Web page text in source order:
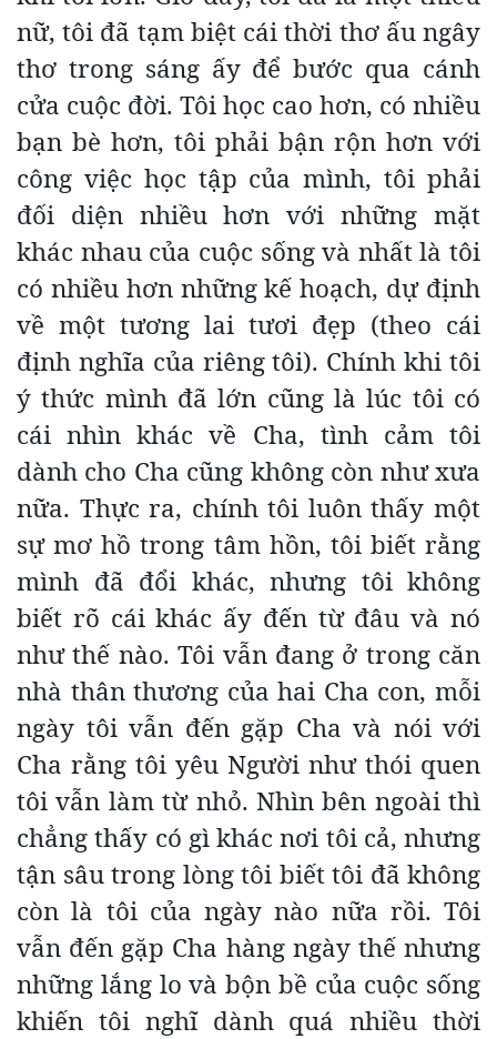
nữ, tôi đã tạm biệt cái thời thơ ấu ngây
thơ trong sáng ấy để bước qua cánh
cửa cuộc đời. Tôi học cao hơn, có nhiều
bạn bè hơn, tôi phải bận rộn hơn với
công việc học tập của mình, tôi phải
đối diện nhiều hơn với những mặt
khác nhau của cuộc sống và nhất là tôi
có nhiều hơn những kế hoạch, dự định
về một tương lai tươi đẹp (theo cái
định nghĩa của riêng tôi). Chính khi tôi
ý thức mình đã lớn cũng là lúc tôi có
cái nhìn khác về Cha, tình cảm tôi
dành cho Cha cũng không còn như xưa
nữa. Thực ra, chính tôi luôn thấy một
sự mơ hồ trong tâm hồn, tôi biết rằng
mình đã đổi khác, nhưng tôi không
biết rõ cái khác ấy đến từ đâu và nó
như thế nào. Tôi vẫn đang ở trong căn
nhà thân thương của hai Cha con, mỗi
ngày tôi vẫn đến gặp Cha và nói với
Cha rằng tôi yêu Người như thói quen
tôi vẫn làm từ nhỏ. Nhìn bên ngoài thì
chẳng thấy có gì khác nơi tôi cả, nhưng
tận sâu trong lòng tôi biết tôi đã không
còn là tôi của ngày nào nữa rồi. Tôi
vẫn đến gặp Cha hàng ngày thế nhưng
những lắng lo và bộn bề của cuộc sống
khiến tôi nghĩ dành quá nhiều thời